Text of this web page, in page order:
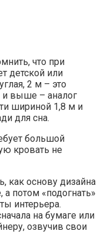
что при
детской или
, 2 м – это
и выше – аналог
шириной 1,8 м и
для сна.
большой
кровать не
как основу дизайна
потом «подогнать»
интерьера.
на бумаге или
озвучив свои